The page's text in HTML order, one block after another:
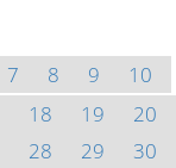
7 8 9
10
18 19
20
28 29
30